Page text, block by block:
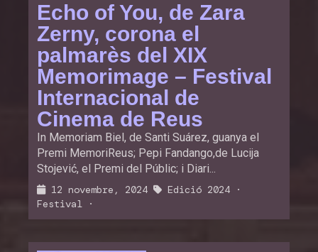
Echo of You, de Zara
Zerny, corona el
palmarès del XIX
Memorimage – Festival
Internacional de
Cinema de Reus
In Memoriam Biel, de Santi Suárez, guanya el
Premi MemoriReus; Pepi Fandango,de Lucija
Stojević, el Premi del Públic; i Diari...
12 novembre, 2024 Edició 2024 ·
Festival ·